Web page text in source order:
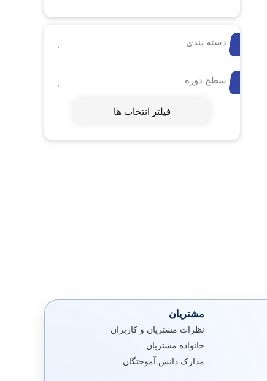
دسته بندی
سطح دوره
فیلتر انتخاب ها
مشتریان
نظرات مشتریان و کاربران
خانواده مشتریان
مدارک دانش آموختگان